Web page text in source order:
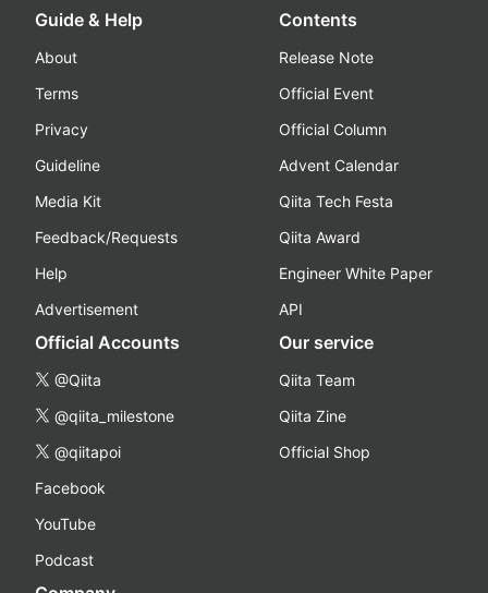
Guide & Help
About
Terms
Privacy
Guideline
Media Kit
Feedback/Requests
Help
Advertisement
Contents
Release Note
Official Event
Official Column
Advent Calendar
Qiita Tech Festa
Qiita Award
Engineer White Paper
API
Official Accounts
@Qiita
@qiita_milestone
@qiitapoi
Facebook
YouTube
Podcast
Our service
Qiita Team
Qiita Zine
Official Shop